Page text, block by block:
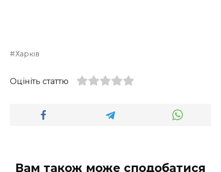
Харків
Оцініть статтю
Вам також може сподобатися